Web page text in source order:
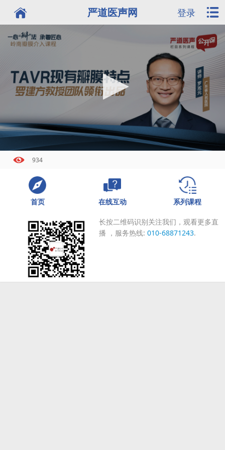
严道医声网 登录
934
首页 在线互动 系列课程
长按二维码识别关注我们，观看更多直
播 ，服务热线: 010-68871243.